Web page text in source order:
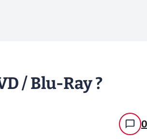
/ Blu-Ray ?
0